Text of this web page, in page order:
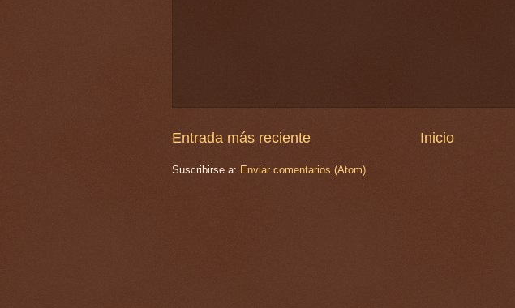
Entrada más reciente Inicio
Suscribirse a: Enviar comentarios (Atom)